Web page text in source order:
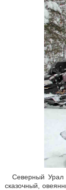
Северный Урал
сказочный,